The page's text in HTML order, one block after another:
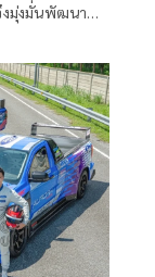
งมุ่งมั่นพัฒนา